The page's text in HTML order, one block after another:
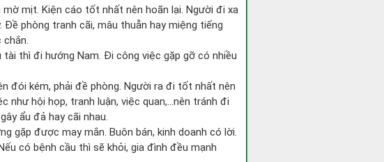
mịt. Kiện cáo tốt nhất nên hoãn lại. Người đi xa
phòng tranh cãi, mâu thuẫn hay miệng tiếng
tài thì đi hướng Nam. Đi công việc gặp gỡ có nhiều
đói kém, phải đề phòng. Người ra đi tốt nhất nên
như hội họp, tranh luận, việc quan,…nên tránh đi
ẩu đả hay cãi nhau.
gặp được may mắn. Buôn bán, kinh doanh có lời.
có bệnh cầu thì sẽ khỏi, gia đình đều mạnh